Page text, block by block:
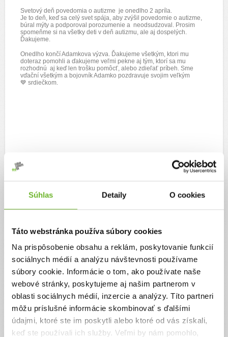
Súhlas Detaily O cookies
Táto webstránka používa súbory cookies
Na prispôsobenie obsahu a reklám, poskytovanie funkcií
sociálnych médií a analýzu návštevnosti používame
súbory cookie. Informácie o tom, ako používate naše
webové stránky, poskytujeme aj našim partnerom v
oblasti sociálnych médií, inzercie a analýzy. Títo partneri
môžu príslušné informácie skombinovať s ďalšími
údajmi, ktoré ste im poskytli alebo ktoré od vás získali,
keď ste používali ich služby. Veľmi by nám pomohlo,
Svetový deň povedomia o autizme je onedlho 2 apríla.
Je to deň, keď sa celý svet spája, aby zvýšil povedomie o autizme,
búral mýty a podporoval porozumenie a neodsudzoval. Prosim
spomeňme si na všetky deti v deň autizmu, ale aj dospelých.
Ďakujeme.
Onedlho končí Adamkova výzva. Ďakujeme všetkým, ktori mu
doteraz pomohli a ďakujeme veľmi pekne aj tým, ktorí sa mu
rozhodnú aj keď len trošku pomôcť, alebo zdieľať príbeh. Sme
vďační všetkým a bojovník Adamko pozdravuje svojim veľkým
💙 srdiečkom.
Ďakujeme za podporu! Pokračujeme v
boji spolu s Adamkom ❤️
Milí podporovatelia Adamka. Veľmi ste Adamkovi pomohli a
pomáhate. Nevzdávame sa a pokračujeme v terapiách a
logopedických cvičeniach, čakajú nás ďalšie sedenia a aj lekárske
vyšetrenia v súvislosti s Adamkovými diagnózami, aj keď je to
náročné, keďže veľa času Adamko trávi na vyšetreniach a
terapiách. Adamko posledný polrok absolvoval terapie ako :
fyzioterapiu.
Kde je vôľa, tam je cesta a tam je aj Adamkova
nádej.
A my nestratíme nádej mu pomôcť.
ĎAKUJEME!